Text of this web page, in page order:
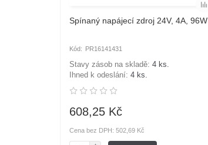
Spínaný napájecí zdroj 24V, 4A, 96W
PR16141431
Stavy zásob na skladě: 4 ks.
Ihned k odeslání: 4 ks.
608,25 Kč
Cena bez DPH: 502,69 Kč